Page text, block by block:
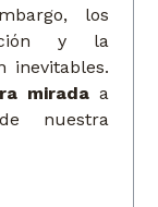
los
y la
inevitables.
mirada a
nuestra